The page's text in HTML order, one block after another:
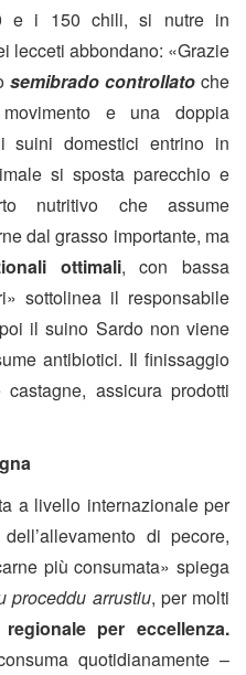
e i 150 chili, si nutre in
lecceti abbondano: «Grazie
semibrado controllatoche
e una doppia
suini domestici entrino in
si sposta parecchio e
nutritivo che assume
dal grasso importante, ma
ottimali, con bassa
sottolinea il responsabile
il suino Sardo non viene
antibiotici. Il finissaggio
assicura prodotti
a livello internazionale per
di pecore,
più consumata» spiega
proceddu arrustiu, per molti
per eccellenza.
quotidianamente –